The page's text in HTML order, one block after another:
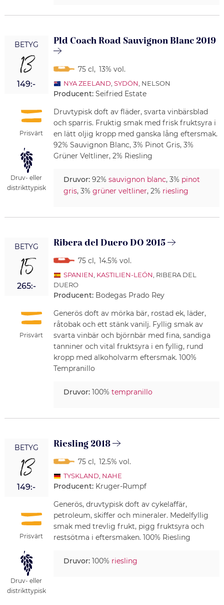
BETYG
13
149:-
Prisvärt
Druv- eller
distrikttypisk
Pld Coach Road Sauvignon Blanc 2019
75 cl, 13% vol.
NYA ZEELAND SYDÖN , NELSON
Producent: Seifried Estate
Druvtypisk doft av fläder, svarta vinbärsblad
och sparris. Fruktig smak med frisk fruktsyra i
en lätt oljig kropp med ganska lång eftersmak.
92% Sauvignon Blanc, 3% Pinot Gris, 3%
Grüner Veltliner, 2% Riesling
Druvor:92% sauvignon blanc, 3% pinot
gris, 3% grüner veltliner, 2% riesling
BETYG
15
265:-
Prisvärt
Ribera del Duero DO 2015
75 cl, 14.5% vol.
SPANIEN KASTILIEN-LEÓN , RIBERA DEL
DUERO
Producent: Bodegas Prado Rey
Generös doft av mörka bär, rostad ek, läder,
råtobak och ett stänk vanilj. Fyllig smak av
svarta vinbär och björnbär med fina, sandiga
tanniner och vital fruktsyra i en fyllig, rund
kropp med alkoholvarm eftersmak. 100%
Tempranillo
Druvor:100% tempranillo
BETYG
13
149:-
Prisvärt
Druv- eller
distrikttypisk
Riesling 2018
75 cl, 12.5% vol.
TYSKLAND NAHE
Producent: Kruger-Rumpf
Generös, druvtypisk doft av cykelaffär,
petroleum, skiffer och mineraler. Medelfyllig
smak med trevlig frukt, pigg fruktsyra och
restsötma i eftersmaken. 100% Riesling
Druvor:100% riesling